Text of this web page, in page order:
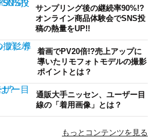
サンプリング後の継続率90%!?
オンライン商品体験会でSNS投
稿の熱量をUP!!
着画でPV20倍!?売上アップに
導いたリモフォトモデルの撮影
ポイントとは？
通販大手ニッセン、ユーザー目
線の「着用画像」とは？
もっとコンテンツを見る